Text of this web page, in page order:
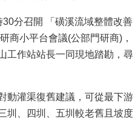
分召開 「磺溪流域整體改善
商小平台會議(公部門研商)，
工作站站長一同現地踏勘，尋
動灌渠復舊建議，可從最下游
圳、四圳、五圳較老舊且坡度